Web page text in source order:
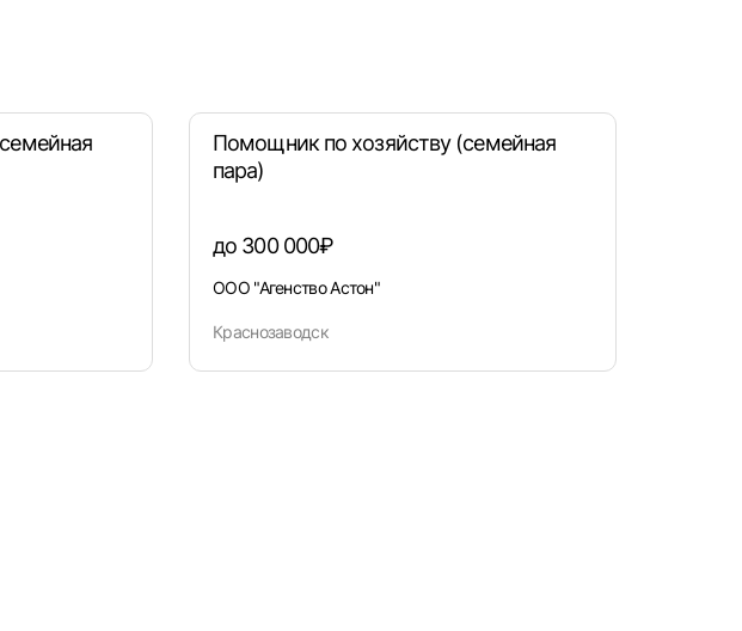
Выбрать
Саратов
Помощник по хозяйству (семейная
пара)
до 300 000₽
ООО "Агенство Астон"
Краснозаводск